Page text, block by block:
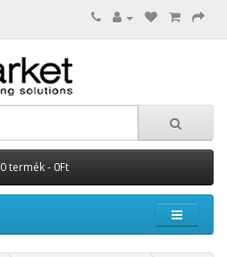
0 termék - 0Ft